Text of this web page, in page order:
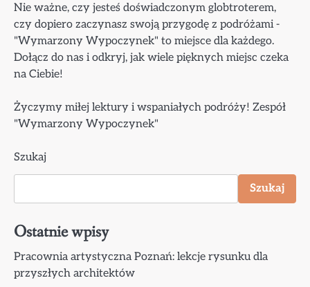
Nie ważne, czy jesteś doświadczonym globtroterem,
czy dopiero zaczynasz swoją przygodę z podróżami -
"Wymarzony Wypoczynek" to miejsce dla każdego.
Dołącz do nas i odkryj, jak wiele pięknych miejsc czeka
na Ciebie!
Życzymy miłej lektury i wspaniałych podróży! Zespół
"Wymarzony Wypoczynek"
Szukaj
Szukaj
Ostatnie wpisy
Pracownia artystyczna Poznań: lekcje rysunku dla
przyszłych architektów